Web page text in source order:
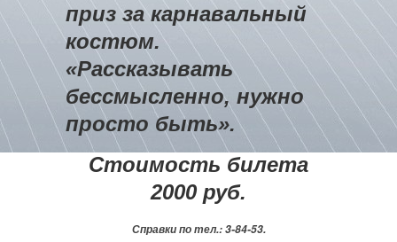
приз за карнавальный
костюм.
«Рассказывать
бессмысленно, нужно
просто быть».
Стоимость билета
2000 руб.
Справки по тел.: 3-84-53.